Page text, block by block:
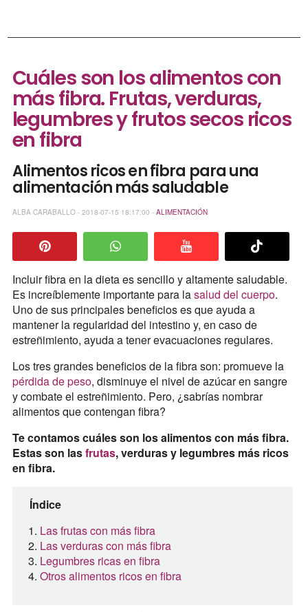
Cuáles son los alimentos con
más fibra. Frutas, verduras,
legumbres y frutos secos ricos
en fibra
Alimentos ricos en fibra para una
alimentación más saludable
ALBA CARABALLO - 2018-07-15 18:17:00 - ALIMENTACIÓN
Incluir fibra en la dieta es sencillo y altamente saludable.
Es increíblemente importante para lasalud del cuerpo.
Uno de sus principales beneficios es que ayuda a
mantener la regularidad del intestino y, en caso de
estreñimiento, ayuda a tener evacuaciones regulares.
Los tres grandes beneficios de la fibra son: promueve la
pérdida de peso, disminuye el nivel de azúcar en sangre
y combate el estreñimiento. Pero, ¿sabrías nombrar
alimentos que contengan fibra?
Te contamos cuáles son los alimentos con más fibra.
Estas son lasfrutas, verduras y legumbres más ricos
en fibra.
Índice
Las frutas con más fibra
Las verduras con más fibra
Legumbres ricas en fibra
Otros alimentos ricos en fibra